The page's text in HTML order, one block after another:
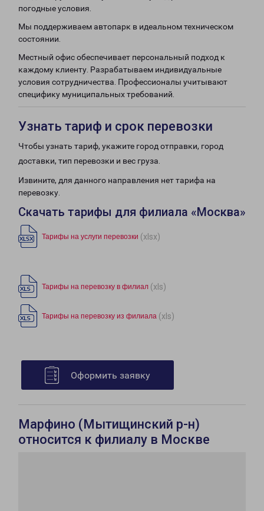
погодные условия.
Мы поддерживаем автопарк в идеальном техническом
состоянии.
Местный офис обеспечивает персональный подход к
каждому клиенту. Разрабатываем индивидуальные
условия сотрудничества. Профессионалы учитывают
специфику муниципальных требований.
Узнать тариф и срок перевозки
Чтобы узнать тариф, укажите город отправки, город
доставки, тип перевозки и вес груза.
Извините, для данного направления нет тарифа на
перевозку.
Скачать тарифы для филиала «Москва»
Тарифы на услуги перевозки (xlsx)
Тарифы на перевозку в филиал (xls)
Тарифы на перевозку из филиала (xls)
Оформить заявку
Марфино (Мытищинский р-н)
относится к филиалу в Москве